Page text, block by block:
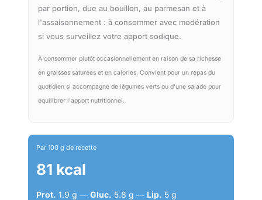
par portion, due au bouillon, au parmesan et à
l'assaisonnement : à consommer avec modération
si vous surveillez votre apport sodique.
À consommer plutôt occasionnellement en raison de sa richesse
en graisses saturées et en calories. Convient pour un repas du
quotidien si accompagné de légumes verts ou d'une salade pour
équilibrer l'apport nutritionnel.
Par 100 g de recette
81 kcal
Prot. 1.9 g — Gluc. 5.8 g — Lip. 5 g